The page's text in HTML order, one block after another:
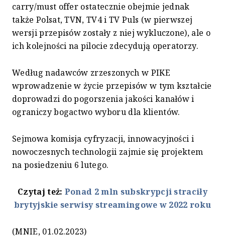
carry/must offer ostatecznie obejmie jednak
także Polsat, TVN, TV4 i TV Puls (w pierwszej
wersji przepisów zostały z niej wykluczone), ale o
ich kolejności na pilocie zdecydują operatorzy.
Według nadawców zrzeszonych w PIKE
wprowadzenie w życie przepisów w tym kształcie
doprowadzi do pogorszenia jakości kanałów i
ograniczy bogactwo wyboru dla klientów.
Sejmowa komisja cyfryzacji, innowacyjności i
nowoczesnych technologii zajmie się projektem
na posiedzeniu 6 lutego.
Czytaj też: Ponad 2 mln subskrypcji straciły
brytyjskie serwisy streamingowe w 2022 roku
(MNIE, 01.02.2023)